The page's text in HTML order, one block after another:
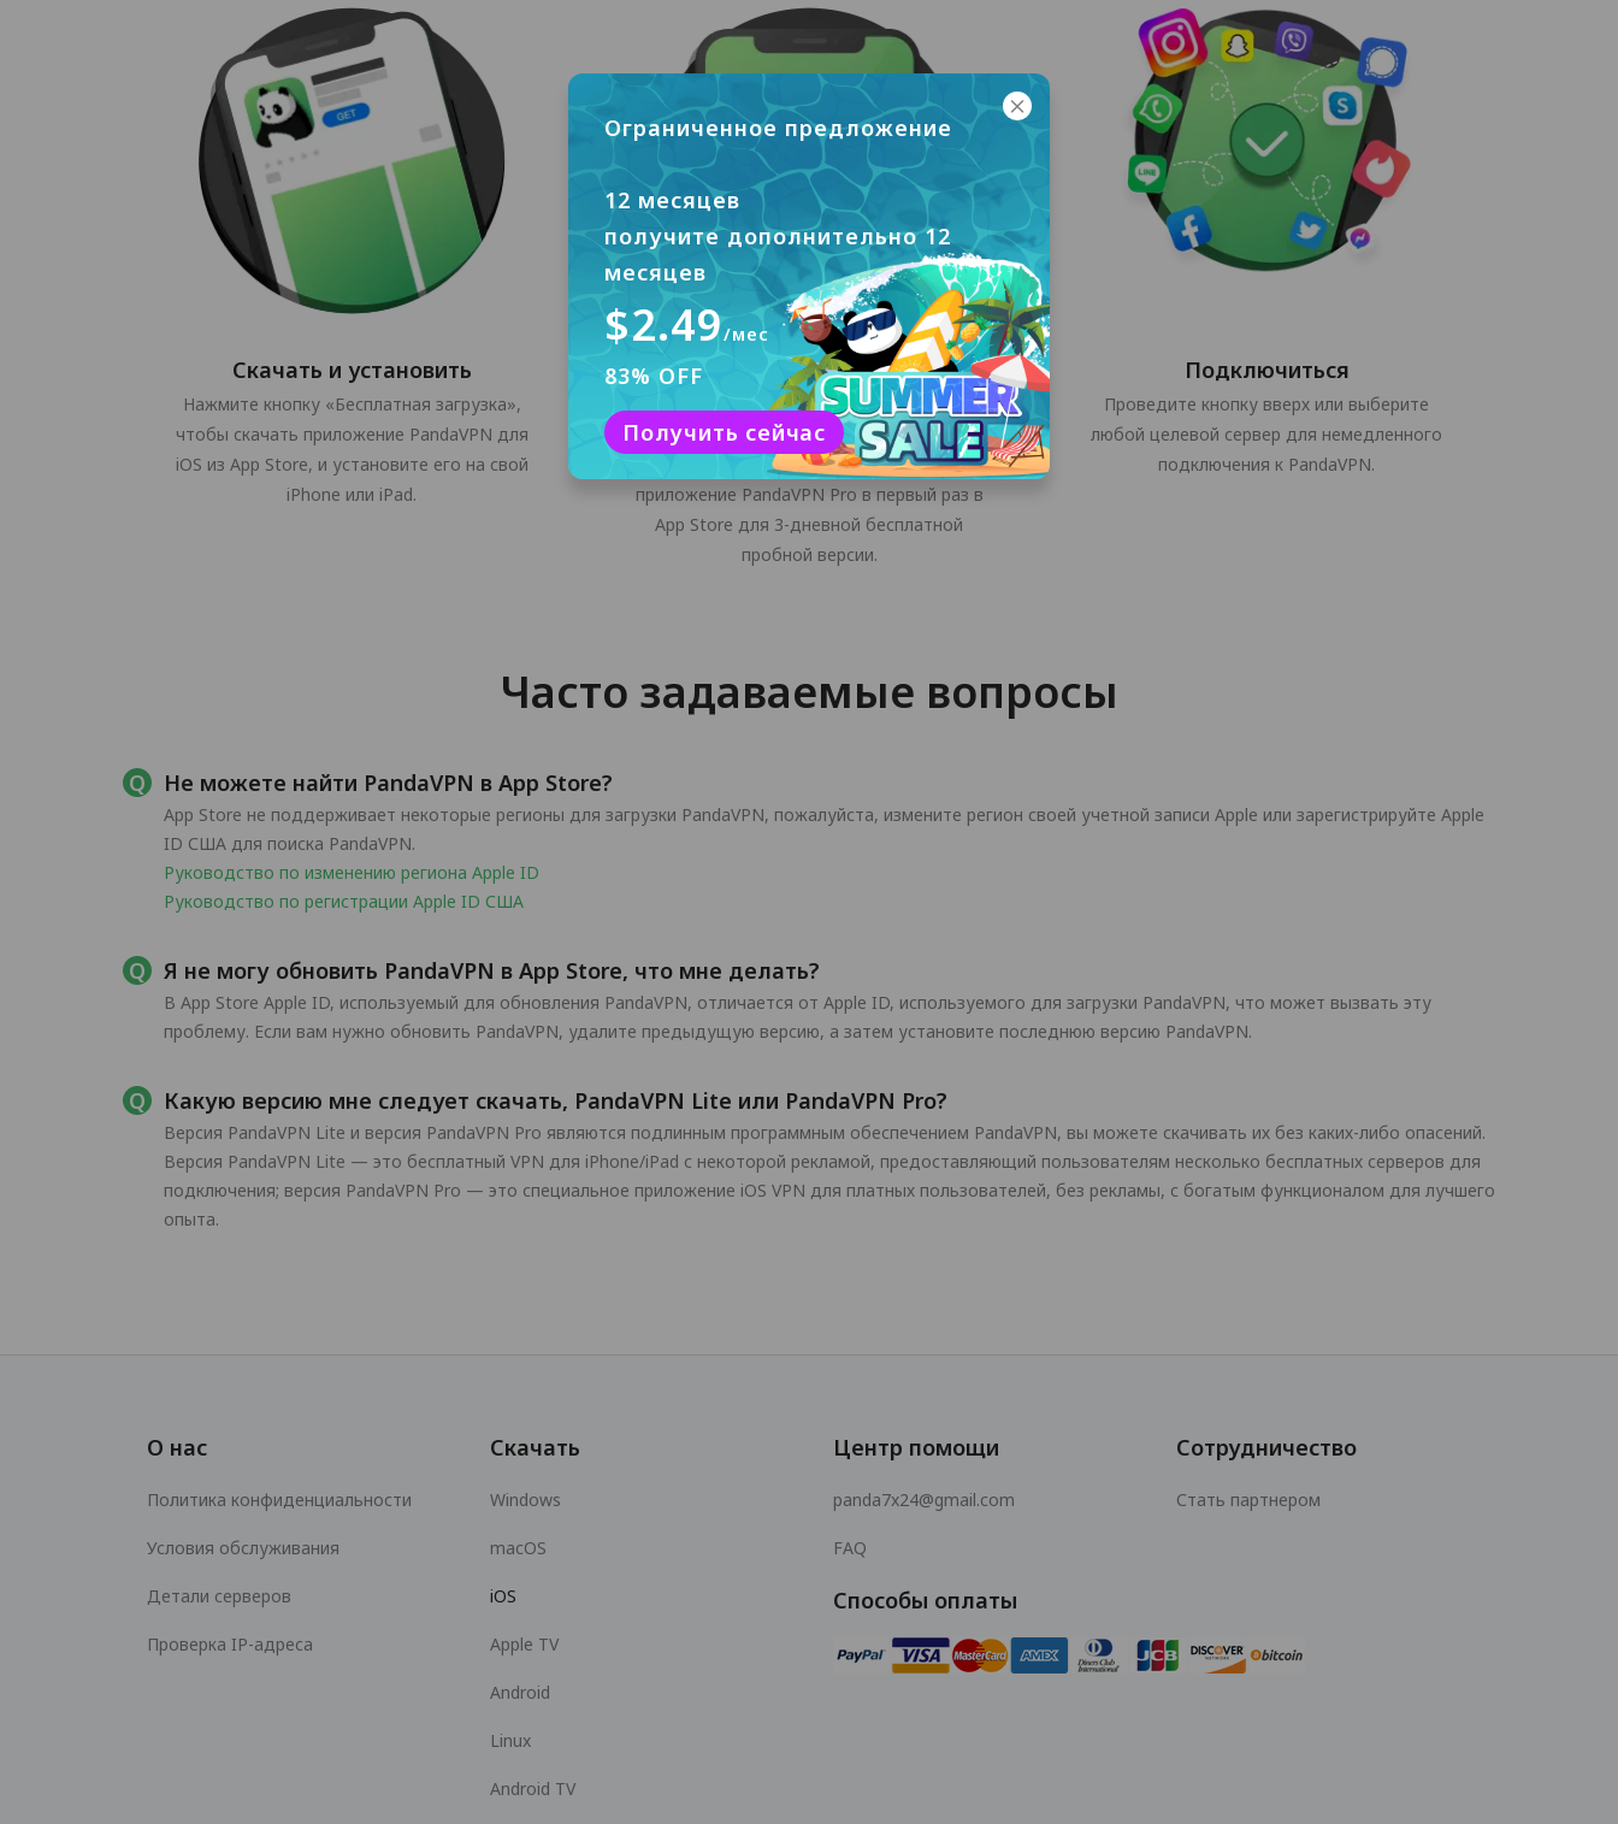
Скачать и установить
Нажмите кнопку «Бесплатная загрузка»,
чтобы скачать приложение PandaVPN для
iOS из App Store, и установите его на свой
iPhone или iPad.
Войти
Войдите в случайную цифровую учетную
запись, которая автоматически
генерируется PandaVPN. Загрузите
приложение PandaVPN Pro в первый раз в
App Store для 3-дневной бесплатной
пробной версии.
Подключиться
Проведите кнопку вверх или выберите
любой целевой сервер для немедленного
подключения к PandaVPN.
Часто задаваемые вопросы
Не можете найти PandaVPN в App Store?
App Store не поддерживает некоторые регионы для загрузки PandaVPN, пожалуйста, измените регион своей учетной записи Apple или зарегистрируйте Apple
ID США для поиска PandaVPN.
Руководство по изменению региона Apple ID
Руководство по регистрации Apple ID США
Я не могу обновить PandaVPN в App Store, что мне делать?
В App Store Apple ID, используемый для обновления PandaVPN, отличается от Apple ID, используемого для загрузки PandaVPN, что может вызвать эту
проблему. Если вам нужно обновить PandaVPN, удалите предыдущую версию, а затем установите последнюю версию PandaVPN.
Какую версию мне следует скачать, PandaVPN Lite или PandaVPN Pro?
Версия PandaVPN Lite и версия PandaVPN Pro являются подлинным программным обеспечением PandaVPN, вы можете скачивать их без каких-либо опасений.
Версия PandaVPN Lite — это бесплатный VPN для iPhone/iPad с некоторой рекламой, предоставляющий пользователям несколько бесплатных серверов для
подключения; версия PandaVPN Pro — это специальное приложение iOS VPN для платных пользователей, без рекламы, с богатым функционалом для лучшего
опыта.
Ограниченное предложение
12 месяцев
получите дополнительно 12
месяцев
$2.49/мес
83% OFF
Получить сейчас
О нас
Политика конфиденциальности
Условия обслуживания
Детали серверов
Проверка IP-адреса
Скачать
Windows
macOS
iOS
Apple TV
Android
Linux
Android TV
Центр помощи
panda7x24@gmail.com
FAQ
Сотрудничество
Стать партнером
Способы оплаты